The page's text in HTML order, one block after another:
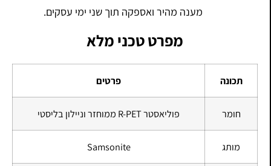
מענה מהיר ואספקה תוך שני ימי עסקים.
מפרט טכני מלא
תכונה פרטים
חומר פוליאסטר R-PET ממוחזר וניילון בליסטי
מותג Samsonite